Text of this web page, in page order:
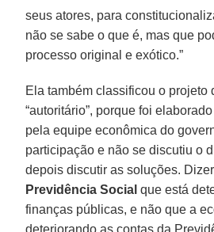
seus atores, para
não se sabe o que é, mas que
processo original e exótico.”
Ela também classificou o projeto
“autoritário”, porque foi
pela equipe econômica do
participação e não se discutiu o
depois discutir as soluções.
Previdência Social que está
finanças públicas, e não que a
deteriorando as contas da